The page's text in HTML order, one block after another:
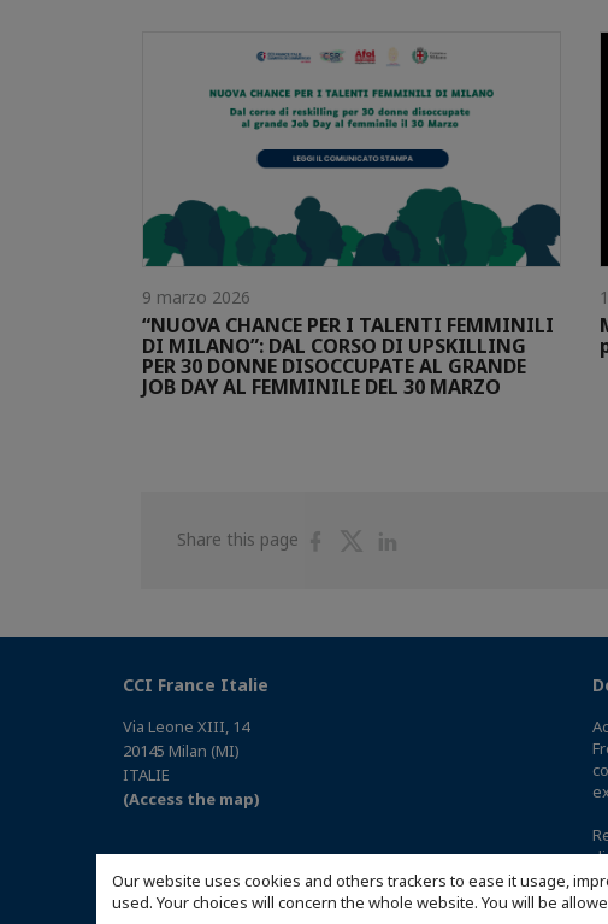
Our website uses cookies and others trackers to ease it usage,
used. Your choices will concern the whole website. You will be
9 marzo 2026
“NUOVA CHANCE PER I TALENTI FEMMINILI
DI MILANO”: DAL CORSO DI UPSKILLING
PER 30 DONNE DISOCCUPATE AL GRANDE
JOB DAY AL FEMMINILE DEL 30 MARZO
Share this page
ShareShare
CCI France Italie
Via Leone XIII, 14
20145 Milan (MI)
ITALIE
(Access the map)